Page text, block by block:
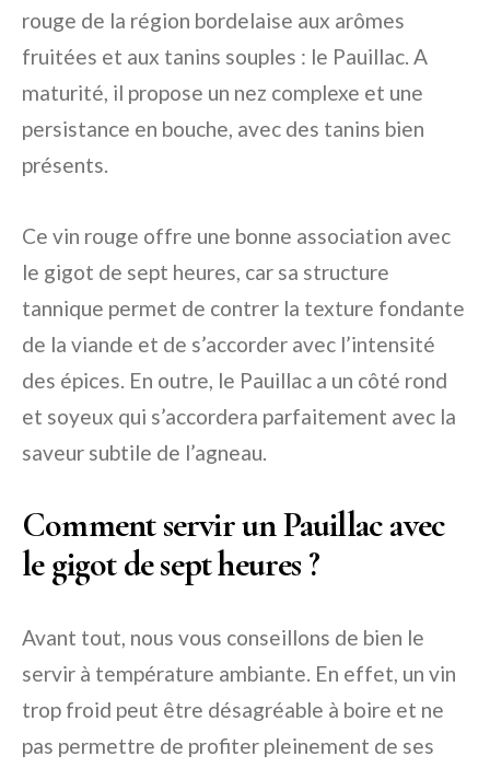
rouge de la région bordelaise aux arômes
fruitées et aux tanins souples : le Pauillac. A
maturité, il propose un nez complexe et une
persistance en bouche, avec des tanins bien
présents.
Ce vin rouge offre une bonne association avec
le gigot de sept heures, car sa structure
tannique permet de contrer la texture fondante
de la viande et de s’accorder avec l’intensité
des épices. En outre, le Pauillac a un côté rond
et soyeux qui s’accordera parfaitement avec la
saveur subtile de l’agneau.
Comment servir un Pauillac avec
le gigot de sept heures ?
Avant tout, nous vous conseillons de bien le
servir à température ambiante. En effet, un vin
trop froid peut être désagréable à boire et ne
pas permettre de profiter pleinement de ses